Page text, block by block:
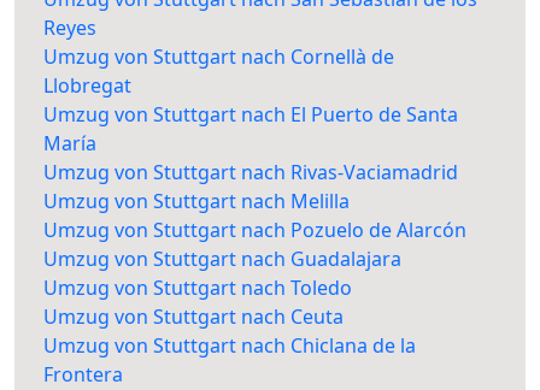
Reyes
Umzug von Stuttgart nach Cornellà de
Llobregat
Umzug von Stuttgart nach El Puerto de Santa
María
Umzug von Stuttgart nach Rivas-Vaciamadrid
Umzug von Stuttgart nach Melilla
Umzug von Stuttgart nach Pozuelo de Alarcón
Umzug von Stuttgart nach Guadalajara
Umzug von Stuttgart nach Toledo
Umzug von Stuttgart nach Ceuta
Umzug von Stuttgart nach Chiclana de la
Frontera